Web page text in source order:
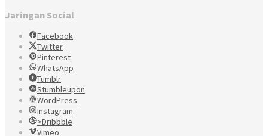
Jaringan Social
Facebook
Twitter
Pinterest
WhatsApp
Tumblr
Stumbleupon
WordPress
Instagram
>Dribbble
Vimeo